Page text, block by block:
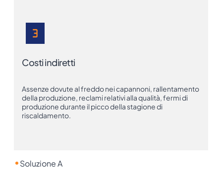
Costi indiretti
Assenze dovute al freddo nei capannoni, rallentamento
della produzione, reclami relativi alla qualità, fermi di
produzione durante il picco della stagione di
riscaldamento.
Soluzione A